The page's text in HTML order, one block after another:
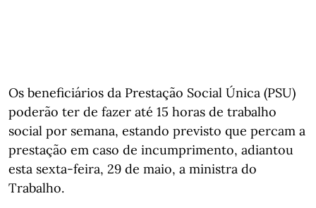
Os beneficiários da Prestação Social Única (PSU)
poderão ter de fazer até 15 horas de trabalho
social por semana, estando previsto que percam a
prestação em caso de incumprimento, adiantou
esta sexta-feira, 29 de maio, a ministra do
Trabalho.